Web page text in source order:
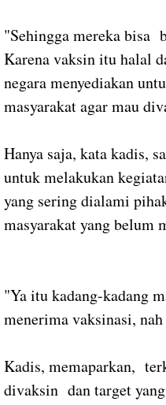
"Sehingga mereka bisa
Karena vaksin itu halal
negara menyediakan
masyarakat agar mau
Hanya saja, kata kadis,
untuk melakukan
yang sering dialami
masyarakat yang belum
"Ya itu kadang-kadang
menerima vaksinasi,
Kadis, memaparkan,
divaksin dan target